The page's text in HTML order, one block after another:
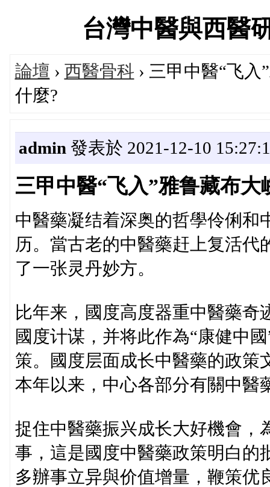
台灣中醫與西醫
論壇 › 西醫骨科 › 三甲中醫“飞
什麼?
admin 發表於 2021-12-10
三甲中醫“飞入”雅鲁藏布
中醫藥凝结着深奥的哲學伶俐和
历。當古老的中醫藥赶上复活代
了一张灵丹妙方。
比年来，國度高度器重中醫藥
國度计谋，并将此作為“康健中
策。國度层面成长中醫藥的政策
本年以来，中心各部分有關中醫
捉住中醫藥振兴成长大好機會，
事，這是國度中醫藥政策明白的
多辦事立异與价值增量，鞭策优